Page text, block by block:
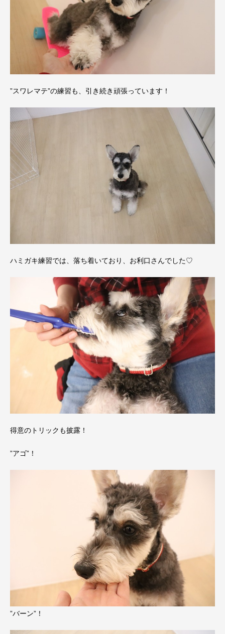
”スワレマテ”の練習も、引き続き頑張っています！
ハミガキ練習では、落ち着いており、お利口さんでした♡
得意のトリックも披露！
”アゴ”！
”バーン”！